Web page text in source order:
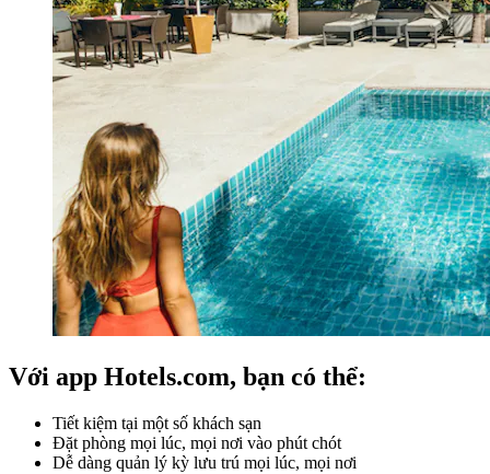
Với app Hotels.com, bạn có thể:
Tiết kiệm tại một số khách sạn
Đặt phòng mọi lúc, mọi nơi vào phút chót
Dễ dàng quản lý kỳ lưu trú mọi lúc, mọi nơi